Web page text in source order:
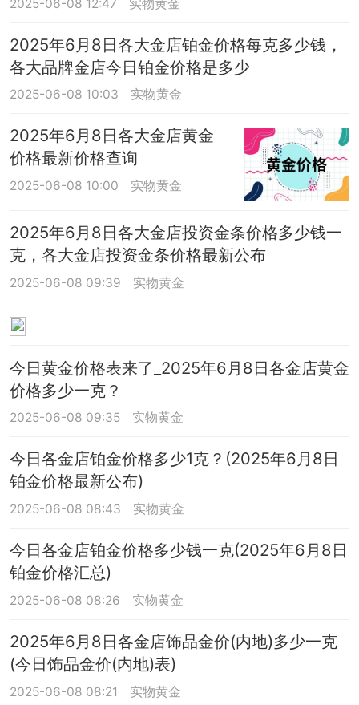
2025-06-08 12:47 实物黄金
2025年6月8日各大金店铂金价格每克多少钱，
各大品牌金店今日铂金价格是多少
2025-06-08 10:03 实物黄金
2025年6月8日各大金店黄金
价格最新价格查询
2025-06-08 10:00 实物黄金
2025年6月8日各大金店投资金条价格多少钱一
克，各大金店投资金条价格最新公布
2025-06-08 09:39 实物黄金
今日黄金价格表来了_2025年6月8日各金店黄金
价格多少一克？
2025-06-08 09:35 实物黄金
今日各金店铂金价格多少1克？(2025年6月8日
铂金价格最新公布)
2025-06-08 08:43 实物黄金
今日各金店铂金价格多少钱一克(2025年6月8日
铂金价格汇总)
2025-06-08 08:26 实物黄金
2025年6月8日各金店饰品金价(内地)多少一克
(今日饰品金价(内地)表)
2025-06-08 08:21 实物黄金